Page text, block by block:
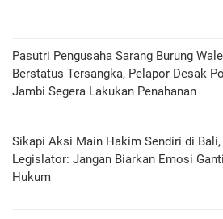
Pasutri Pengusaha Sarang Burung
Berstatus Tersangka, Pelapor Desak
Jambi Segera Lakukan Penahanan
Sikapi Aksi Main Hakim Sendiri di Bali,
Legislator: Jangan Biarkan Emosi
Hukum